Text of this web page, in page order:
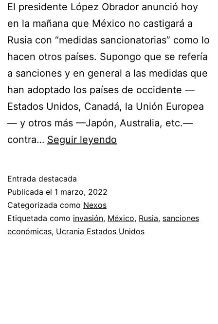
El presidente López Obrador anunció hoy
en la mañana que México no castigará a
Rusia con “medidas sancionatorias” como lo
hacen otros países. Supongo que se refería
a sanciones y en general a las medidas que
han adoptado los países de occidente —
Estados Unidos, Canadá, la Unión Europea
— y otros más —Japón, Australia, etc.—
contra… Seguir leyendo
Entrada destacada
Publicada el 1 marzo, 2022
Categorizada como Nexos
Etiquetada como invasión, México, Rusia, sanciones
económicas, Ucrania Estados Unidos